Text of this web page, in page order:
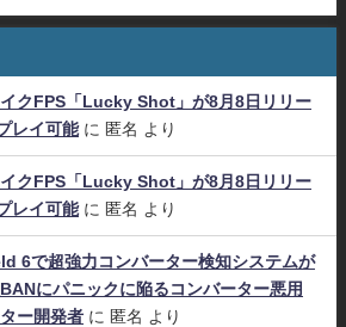
イクFPS「Lucky Shot」が8月8日リリー
レイ可能に 匿名 より
イクFPS「Lucky Shot」が8月8日リリー
レイ可能に 匿名 より
6で超強力コンバーター検知システムが
にパニックに陥るコンバーター悪用
ー開発者 に 匿名 より